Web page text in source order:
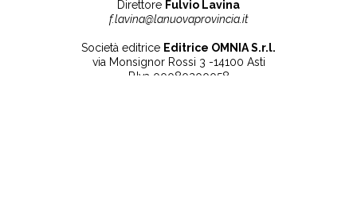
Direttore Fulvio Lavina
f.lavina@lanuovaprovincia.it
Società editrice Editrice OMNIA S.r.l.
via Monsignor Rossi 3 -14100 Asti
P.Iva 00080200058